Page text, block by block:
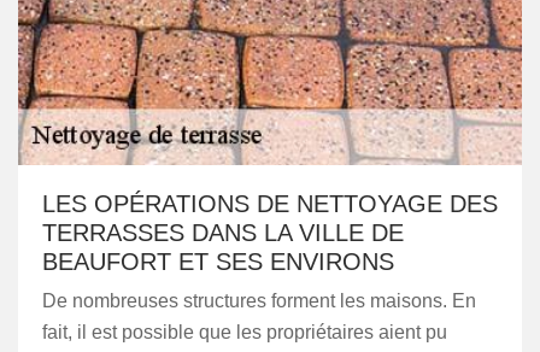
LES OPÉRATIONS DE NETTOYAGE DES
TERRASSES DANS LA VILLE DE
BEAUFORT ET SES ENVIRONS
De nombreuses structures forment les maisons. En
fait, il est possible que les propriétaires aient pu